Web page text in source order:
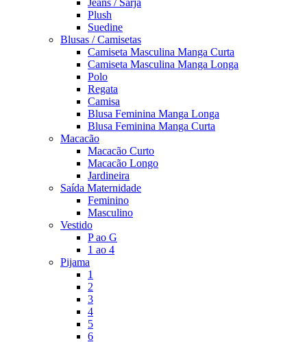
Plush
Suedine
Blusas / Camisetas
Camiseta Masculina Manga Curta
Camiseta Masculina Manga Longa
Polo
Regata
Camisa
Blusa Feminina Manga Longa
Blusa Feminina Manga Curta
Macacão
Macacão Curto
Macacão Longo
Jardineira
Saída Maternidade
Feminino
Masculino
Vestido
P ao G
1 ao 4
Pijama
1
2
3
4
5
6